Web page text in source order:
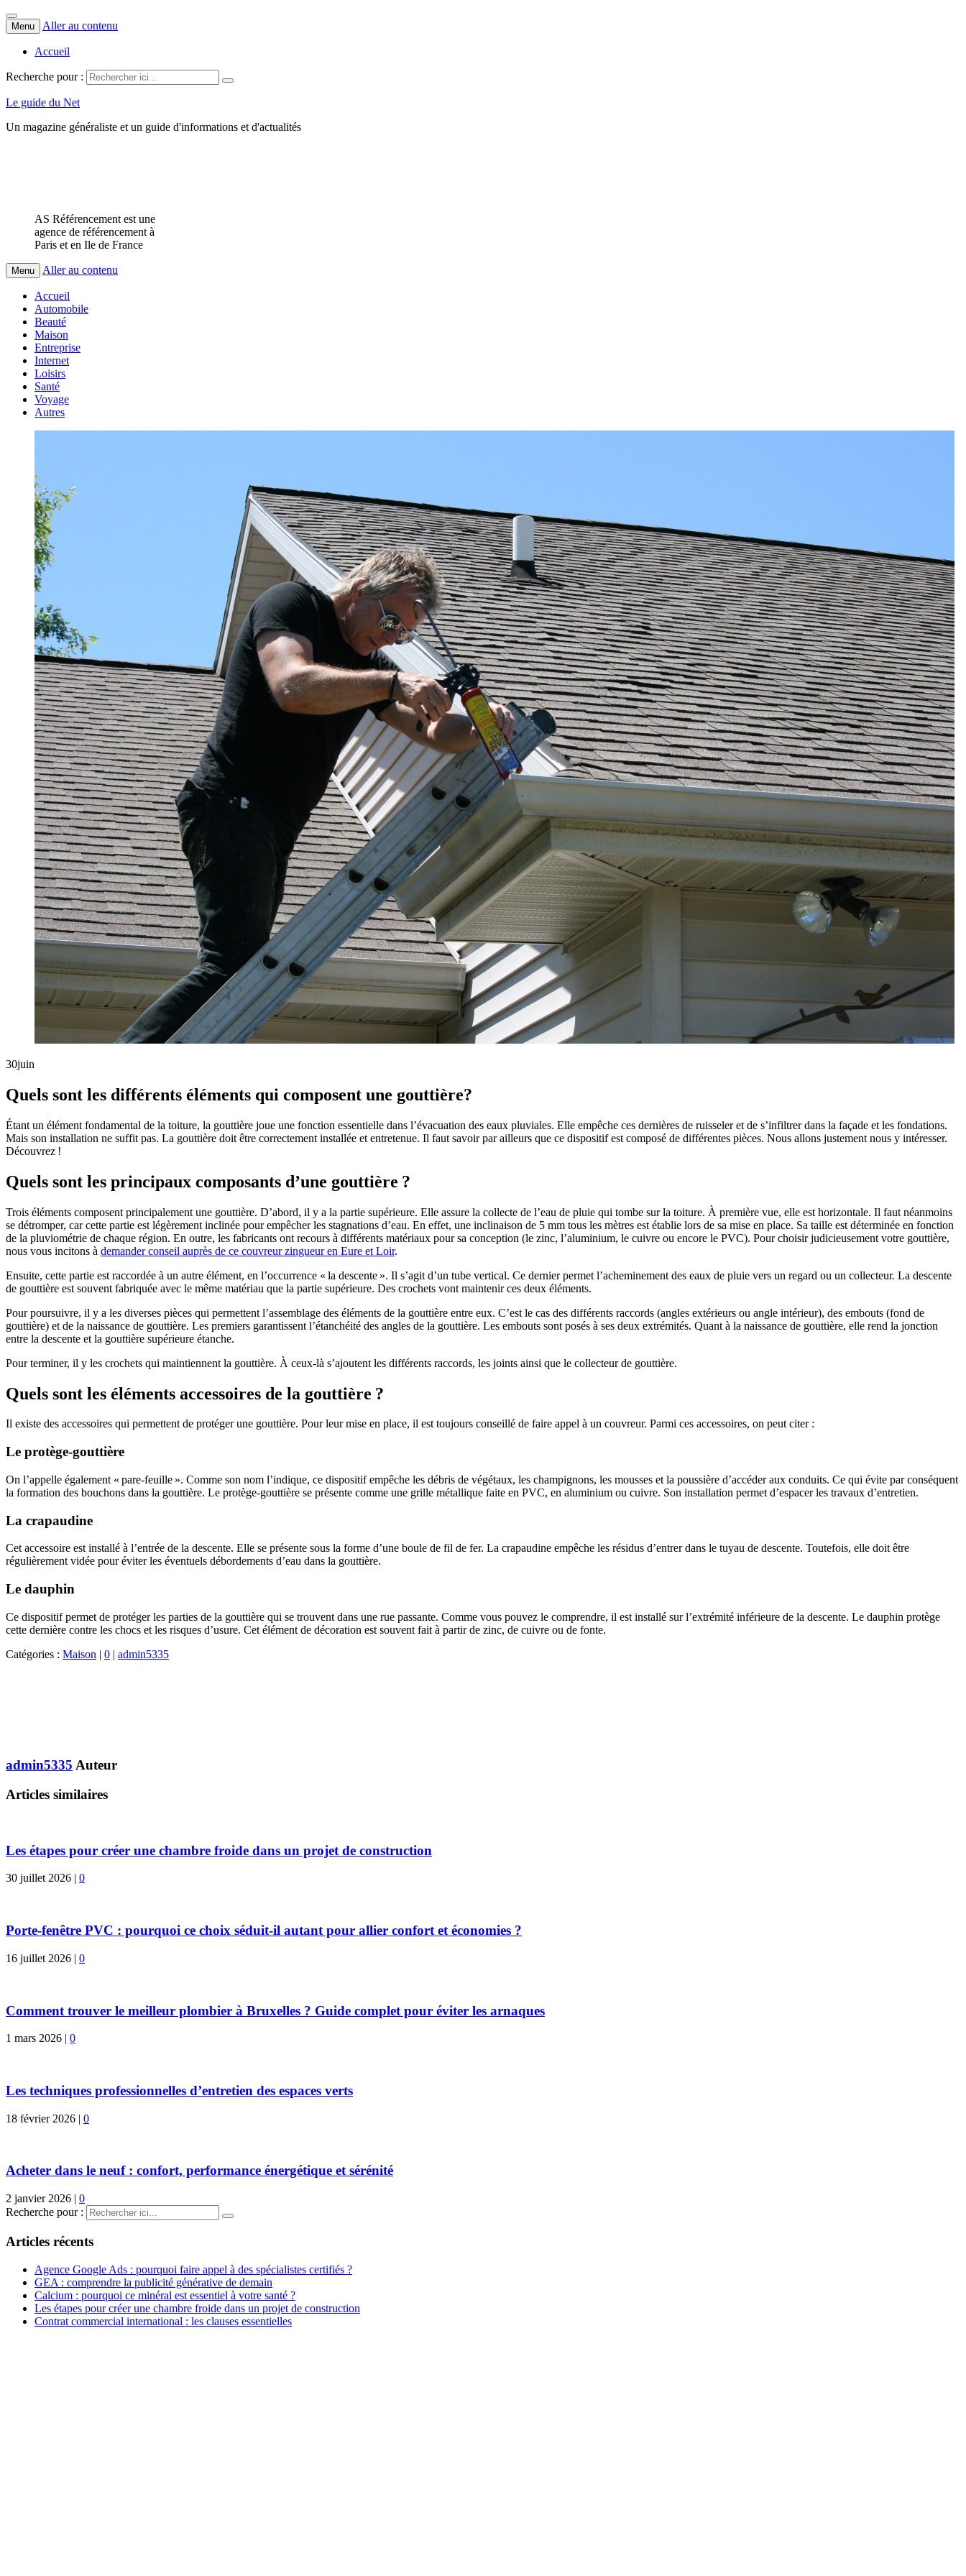
Menu Aller au contenu
Accueil
Recherche pour :
Le guide du Net
Un magazine généraliste et un guide d'informations et d'actualités
AS Référencement est une
agence de référencement à
Paris et en Ile de France
Menu Aller au contenu
Accueil
Automobile
Beauté
Maison
Entreprise
Internet
Loisirs
Santé
Voyage
Autres
30juin
Quels sont les différents éléments qui composent une gouttière?
Étant un élément fondamental de la toiture, la gouttière joue une fonction essentielle dans l’évacuation des eaux pluviales. Elle empêche ces dernières de ruisseler et de s’infiltrer dans la façade et les fondations.
Mais son installation ne suffit pas. La gouttière doit être correctement installée et entretenue. Il faut savoir par ailleurs que ce dispositif est composé de différentes pièces. Nous allons justement nous y intéresser.
Découvrez !
Quels sont les principaux composants d’une gouttière ?
Trois éléments composent principalement une gouttière. D’abord, il y a la partie supérieure. Elle assure la collecte de l’eau de pluie qui tombe sur la toiture. À première vue, elle est horizontale. Il faut néanmoins
se détromper, car cette partie est légèrement inclinée pour empêcher les stagnations d’eau. En effet, une inclinaison de 5 mm tous les mètres est établie lors de sa mise en place. Sa taille est déterminée en fonction
de la pluviométrie de chaque région. En outre, les fabricants ont recours à différents matériaux pour sa conception (le zinc, l’aluminium, le cuivre ou encore le PVC). Pour choisir judicieusement votre gouttière,
nous vous incitons à demander conseil auprès de ce couvreur zingueur en Eure et Loir.
Ensuite, cette partie est raccordée à un autre élément, en l’occurrence « la descente ». Il s’agit d’un tube vertical. Ce dernier permet l’acheminement des eaux de pluie vers un regard ou un collecteur. La descente
de gouttière est souvent fabriquée avec le même matériau que la partie supérieure. Des crochets vont maintenir ces deux éléments.
Pour poursuivre, il y a les diverses pièces qui permettent l’assemblage des éléments de la gouttière entre eux. C’est le cas des différents raccords (angles extérieurs ou angle intérieur), des embouts (fond de
gouttière) et de la naissance de gouttière. Les premiers garantissent l’étanchéité des angles de la gouttière. Les embouts sont posés à ses deux extrémités. Quant à la naissance de gouttière, elle rend la jonction
entre la descente et la gouttière supérieure étanche.
Pour terminer, il y les crochets qui maintiennent la gouttière. À ceux-là s’ajoutent les différents raccords, les joints ainsi que le collecteur de gouttière.
Quels sont les éléments accessoires de la gouttière ?
Il existe des accessoires qui permettent de protéger une gouttière. Pour leur mise en place, il est toujours conseillé de faire appel à un couvreur. Parmi ces accessoires, on peut citer :
Le protège-gouttière
On l’appelle également « pare-feuille ». Comme son nom l’indique, ce dispositif empêche les débris de végétaux, les champignons, les mousses et la poussière d’accéder aux conduits. Ce qui évite par conséquent
la formation des bouchons dans la gouttière. Le protège-gouttière se présente comme une grille métallique faite en PVC, en aluminium ou cuivre. Son installation permet d’espacer les travaux d’entretien.
La crapaudine
Cet accessoire est installé à l’entrée de la descente. Elle se présente sous la forme d’une boule de fil de fer. La crapaudine empêche les résidus d’entrer dans le tuyau de descente. Toutefois, elle doit être
régulièrement vidée pour éviter les éventuels débordements d’eau dans la gouttière.
Le dauphin
Ce dispositif permet de protéger les parties de la gouttière qui se trouvent dans une rue passante. Comme vous pouvez le comprendre, il est installé sur l’extrémité inférieure de la descente. Le dauphin protège
cette dernière contre les chocs et les risques d’usure. Cet élément de décoration est souvent fait à partir de zinc, de cuivre ou de fonte.
Catégories : Maison | 0 | admin5335
admin5335 Auteur
Articles similaires
Les étapes pour créer une chambre froide dans un projet de construction
30 juillet 2026 | 0
Porte-fenêtre PVC : pourquoi ce choix séduit-il autant pour allier confort et économies ?
16 juillet 2026 | 0
Comment trouver le meilleur plombier à Bruxelles ? Guide complet pour éviter les arnaques
1 mars 2026 | 0
Les techniques professionnelles d’entretien des espaces verts
18 février 2026 | 0
Acheter dans le neuf : confort, performance énergétique et sérénité
2 janvier 2026 | 0
Recherche pour :
Articles récents
Agence Google Ads : pourquoi faire appel à des spécialistes certifiés ?
GEA : comprendre la publicité générative de demain
Calcium : pourquoi ce minéral est essentiel à votre santé ?
Les étapes pour créer une chambre froide dans un projet de construction
Contrat commercial international : les clauses essentielles